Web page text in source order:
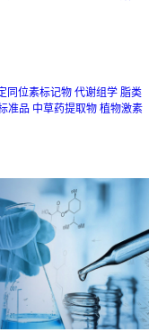
同位素标记物 代谢组学 脂类
准品 中草药提取物 植物激素